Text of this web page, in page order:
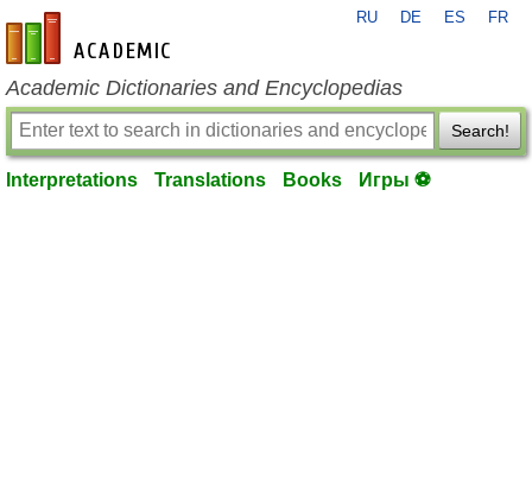
en-academic.com
RU DE ES FR
Academic Dictionaries and Encyclopedias
Search!
Interpretations Translations Books Игры ⚽